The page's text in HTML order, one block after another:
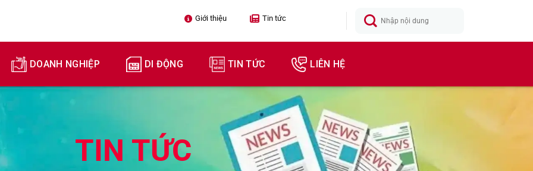
Giới thiệu  Tin tức
DOANH NGHIỆP DI ĐỘNG TIN TỨC LIÊN HỆ
TIN TỨC